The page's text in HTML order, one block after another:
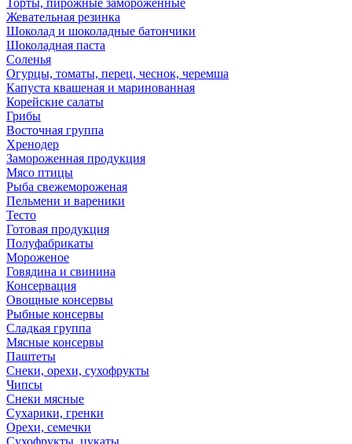
Торты, пирожные замороженные
Жевательная резинка
Шоколад и шоколадные батончики
Шоколадная паста
Соленья
Огурцы, томаты, перец, чеснок, черемша
Капуста квашеная и маринованная
Корейские салаты
Грибы
Восточная группа
Хренодер
Замороженная продукция
Мясо птицы
Рыба свежемороженая
Пельмени и вареники
Тесто
Готовая продукция
Полуфабрикаты
Мороженое
Говядина и свинина
Консервация
Овощные консервы
Рыбные консервы
Сладкая группа
Мясные консервы
Паштеты
Снеки, орехи, сухофрукты
Чипсы
Снеки мясные
Сухарики, гренки
Орехи, семечки
Сухофрукты, цукаты